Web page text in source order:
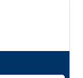
ています。